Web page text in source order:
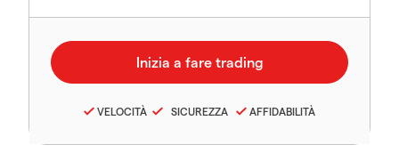
VELOCITÀ SICUREZZA AFFIDABILITÀ